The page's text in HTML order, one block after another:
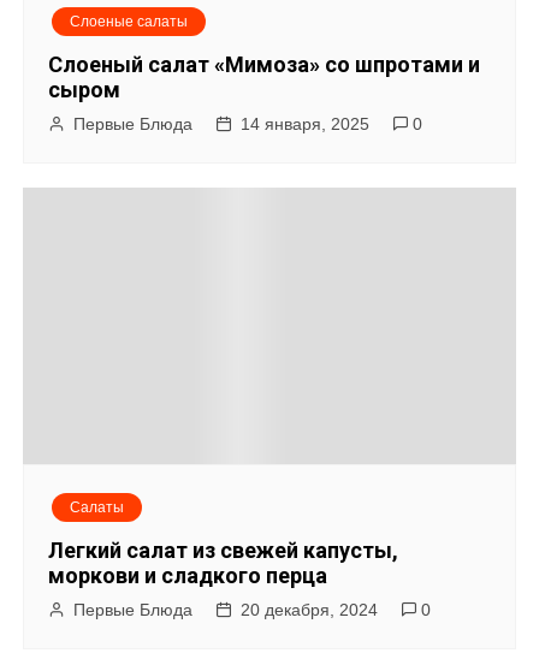
Слоеные салаты
Слоеный салат «Мимоза» со шпротами и
сыром
Первые Блюда 14 января, 2025 0
Салаты
Легкий салат из свежей капусты,
моркови и сладкого перца
Первые Блюда 20 декабря, 2024 0